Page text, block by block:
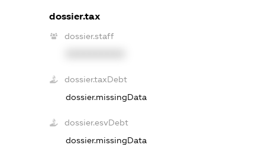
dossier.tax
dossier.staff
dossier.taxDebt
dossier.missingData
dossier.esvDebt
dossier.missingData